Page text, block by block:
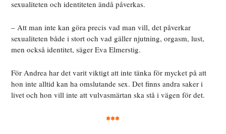
sexualiteten och identiteten ändå påverkas.
– Att man inte kan göra precis vad man vill, det påverkar
sexualiteten både i stort och vad gäller njutning, orgasm, lust,
men också identitet, säger Eva Elmerstig.
För Andrea hardet varit viktigt att inte tänka för mycket på att
hon inte alltid kan ha omslutande sex. Det finns andra saker i
livet och hon vill inte att vulvasmärtan ska stå i vägen för det.
***